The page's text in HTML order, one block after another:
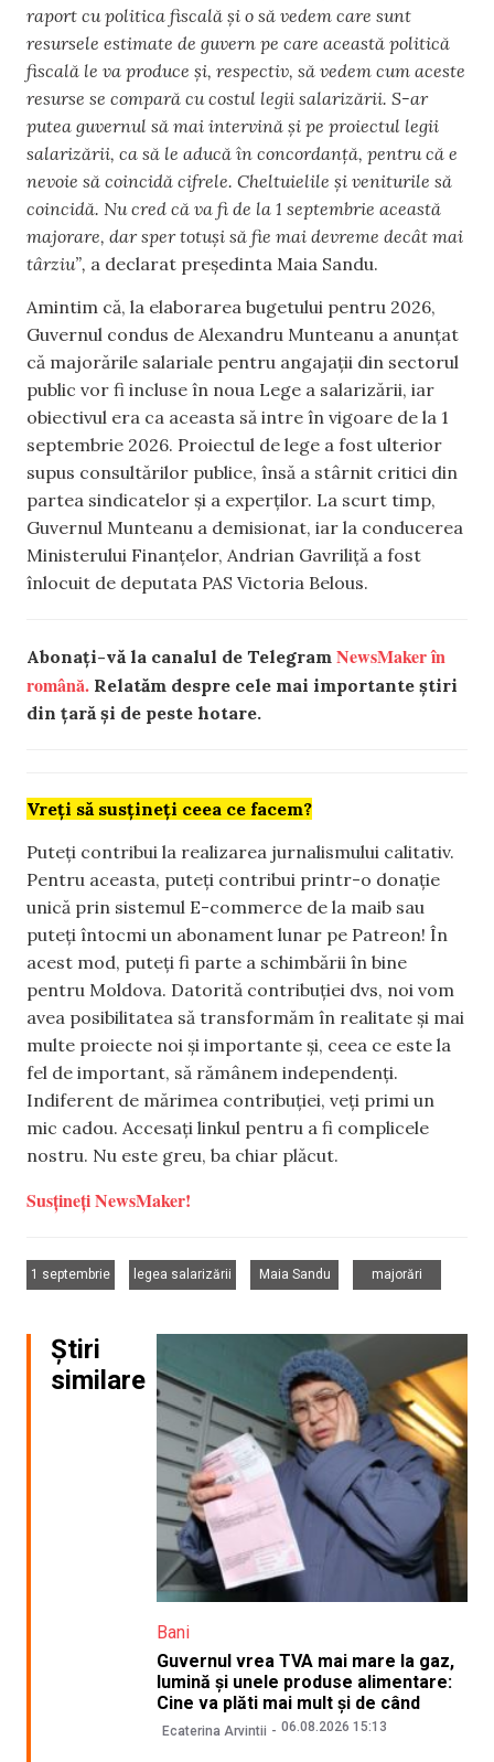
raport cu politica fiscală și o să vedem care sunt
resursele estimate de guvern pe care această politică
fiscală le va produce și, respectiv, să vedem cum aceste
resurse se compară cu costul legii salarizării. S-ar
putea guvernul să mai intervină și pe proiectul legii
salarizării, ca să le aducă în concordanță, pentru că e
nevoie să coincidă cifrele. Cheltuielile și veniturile să
coincidă. Nu cred că va fi de la 1 septembrie această
majorare, dar sper totuși să fie mai devreme decât mai
târziu”, a declarat președinta Maia Sandu.
Amintim că, la elaborarea bugetului pentru 2026,
Guvernul condus de Alexandru Munteanu a anunțat
că majorările salariale pentru angajații din sectorul
public vor fi incluse în noua Lege a salarizării, iar
obiectivul era ca aceasta să intre în vigoare de la 1
septembrie 2026. Proiectul de lege a fost ulterior
supus consultărilor publice, însă a stârnit critici din
partea sindicatelor și a experților. La scurt timp,
Guvernul Munteanu a demisionat, iar la conducerea
Ministerului Finanțelor, Andrian Gavriliță a fost
înlocuit de deputata PAS Victoria Belous.
Abonați-vă la canalul de Telegram NewsMaker în
română. Relatăm despre cele mai importante știri
din țară și de peste hotare.
Vreți să susțineți ceea ce facem?
Puteți contribui la realizarea jurnalismului calitativ.
Pentru aceasta, puteți contribui printr-o donație
unică prin sistemul E-commerce de la maib sau
puteți întocmi un abonament lunar pe Patreon! În
acest mod, puteți fi parte a schimbării în bine
pentru Moldova. Datorită contribuției dvs, noi vom
avea posibilitatea să transformăm în realitate și mai
multe proiecte noi și importante și, ceea ce este la
fel de important, să rămânem independenți.
Indiferent de mărimea contribuției, veți primi un
mic cadou. Accesați linkul pentru a fi complicele
nostru. Nu este greu, ba chiar plăcut.
Susțineți NewsMaker!
1 septembrie
legea salarizării
Maia Sandu
majorări
Știri
similare
Bani
Guvernul vrea TVA mai mare la gaz,
lumină și unele produse alimentare:
Cine va plăti mai mult și de când
Ecaterina Arvintii 06.08.2026 15:13